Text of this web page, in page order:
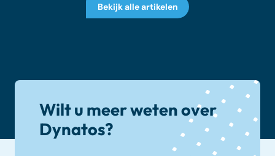
Bekijk alle artikelen
Wilt u meer weten over
Dynatos?